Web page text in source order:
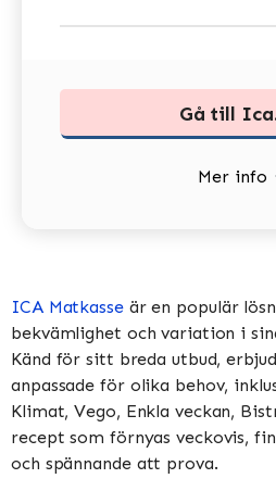
Mer info
Gå till
ICA Matkasseär en populär
bekvämlighet och variation i
Känd för sitt breda utbud,
anpassade för olika behov,
Klimat, Vego, Enkla veckan,
recept som förnyas veckovis,
och spännande att prova​​.